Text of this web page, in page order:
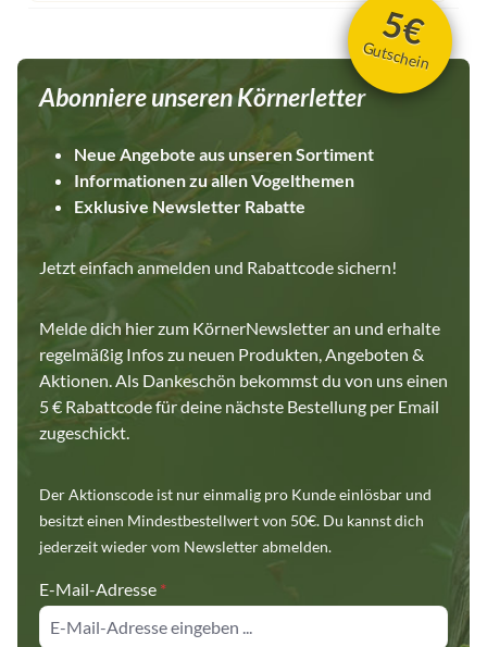
5€
Gutschein
Abonniere unseren Körnerletter
Neue Angebote aus unseren Sortiment
Informationen zu allen Vogelthemen
Exklusive Newsletter Rabatte
Jetzt einfach anmelden und Rabattcode sichern!
Melde dich hier zum KörnerNewsletter an und erhalte
regelmäßig Infos zu neuen Produkten, Angeboten &
Aktionen. Als Dankeschön bekommst du von uns einen
5 € Rabattcode für deine nächste Bestellung per Email
zugeschickt.
Der Aktionscode ist nur einmalig pro Kunde einlösbar und
besitzt einen Mindestbestellwert von 50€. Du kannst dich
jederzeit wieder vom Newsletter abmelden.
E-Mail-Adresse *